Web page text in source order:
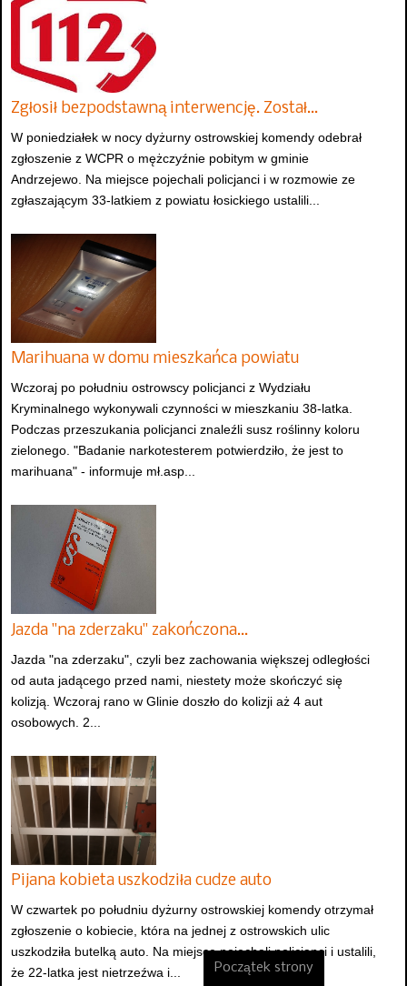
Zgłosił bezpodstawną interwencję. Został…
W poniedziałek w nocy dyżurny ostrowskiej komendy odebrał
zgłoszenie z WCPR o mężczyźnie pobitym w gminie
Andrzejewo. Na miejsce pojechali policjanci i w rozmowie ze
zgłaszającym 33-latkiem z powiatu łosickiego ustalili...
Marihuana w domu mieszkańca powiatu
Wczoraj po południu ostrowscy policjanci z Wydziału
Kryminalnego wykonywali czynności w mieszkaniu 38-latka.
Podczas przeszukania policjanci znaleźli susz roślinny koloru
zielonego. "Badanie narkotesterem potwierdziło, że jest to
marihuana" - informuje mł.asp...
Jazda "na zderzaku" zakończona…
Jazda "na zderzaku", czyli bez zachowania większej odległości
od auta jadącego przed nami, niestety może skończyć się
kolizją. Wczoraj rano w Glinie doszło do kolizji aż 4 aut
osobowych. 2...
Pijana kobieta uszkodziła cudze auto
W czwartek po południu dyżurny ostrowskiej komendy otrzymał
zgłoszenie o kobiecie, która na jednej z ostrowskich ulic
uszkodziła butelką auto. Na miejsce pojechali policjanci i ustalili,
że 22-latka jest nietrzeźwa i...
Początek strony